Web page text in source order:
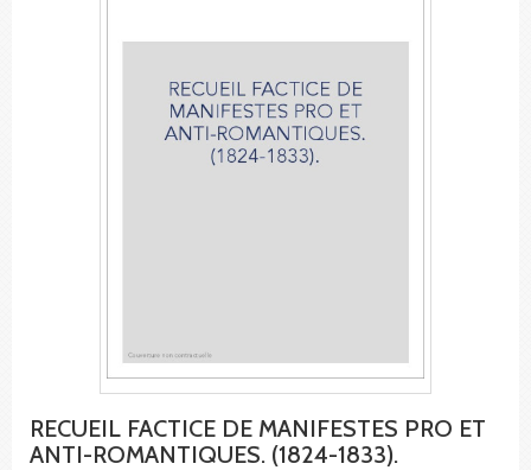
RECUEIL FACTICE DE MANIFESTES PRO ET
ANTI-ROMANTIQUES. (1824-1833).